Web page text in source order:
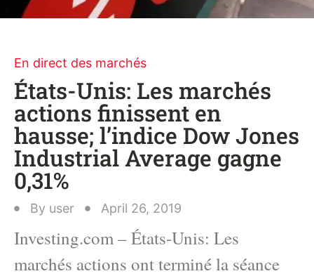
En direct des marchés
États-Unis: Les marchés
actions finissent en
hausse; l’indice Dow Jones
Industrial Average gagne
0,31%
By user April 26, 2019
Investing.com – États-Unis: Les
marchés actions ont terminé la séance